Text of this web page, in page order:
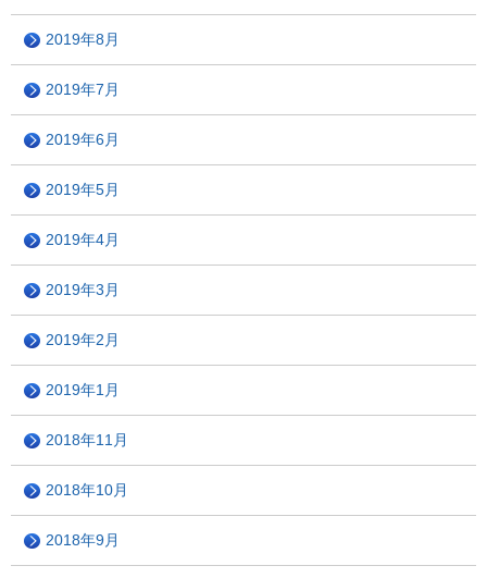
2019年8月
2019年7月
2019年6月
2019年5月
2019年4月
2019年3月
2019年2月
2019年1月
2018年11月
2018年10月
2018年9月